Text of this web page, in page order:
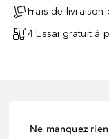
Frais de livraison
4 Essai gratuit à
Ne manquez